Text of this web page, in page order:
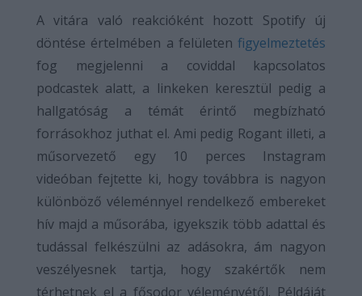
A vitára való reakcióként hozott Spotify új
döntése értelmében a felületen figyelmeztetés
fog megjelenni a coviddal kapcsolatos
podcastek alatt, a linkeken keresztül pedig a
hallgatóság a témát érintő megbízható
forrásokhoz juthat el. Ami pedig Rogant illeti, a
műsorvezető egy 10 perces Instagram
videóban fejtette ki, hogy továbbra is nagyon
különböző véleménnyel rendelkező embereket
hív majd a műsorába, igyekszik több adattal és
tudással felkészülni az adásokra, ám nagyon
veszélyesnek tartja, hogy szakértők nem
térhetnek el a fősodor véleményétől. Példáját